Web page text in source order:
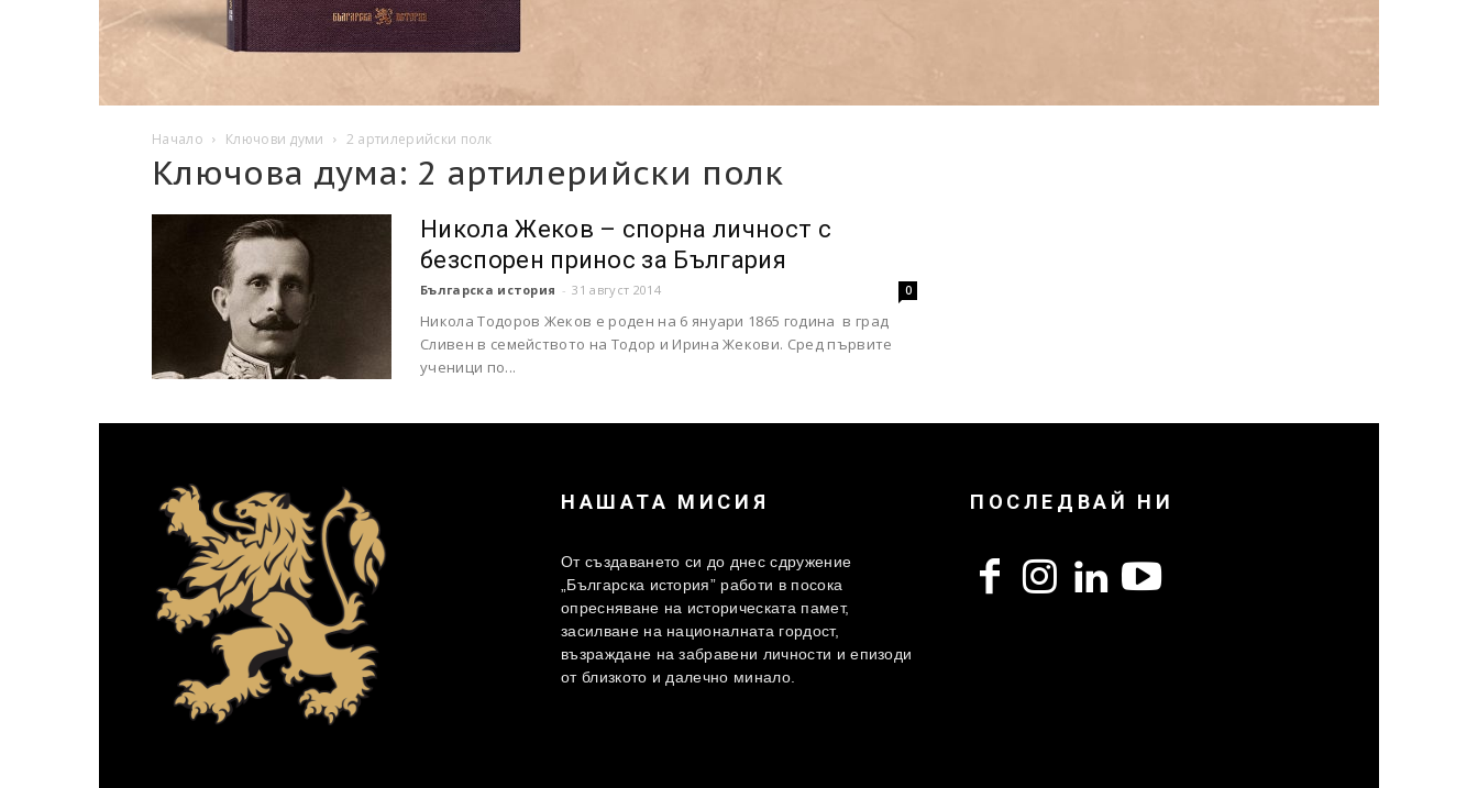
Начало Ключови думи 2 артилерийски полк
Ключова дума: 2 артилерийски полк
Никола Жеков – спорна личност с
безспорен принос за България
Българска история - 31 август 2014 0
Никола Тодоров Жеков е роден на 6 януари 1865 година в град
Сливен в семейството на Тодор и Ирина Жекови. Сред първите
ученици по...
НАШАТА МИСИЯ
От създаването си до днес сдружение
„Българска история” работи в посока
опресняване на историческата памет,
засилване на националната гордост,
възраждане на забравени личности и епизоди
от близкото и далечно минало.
ПОСЛЕДВАЙ НИ